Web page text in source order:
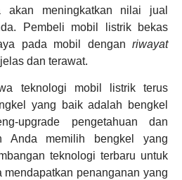
akan meningkatkan nilai jual
Pembeli mobil listrik bekas
pada mobil dengan riwayat
dan terawat.
teknologi mobil listrik terus
yang baik adalah bengkel
upgrade pengetahuan dan
Anda memilih bengkel yang
teknologi terbaru untuk
mendapatkan penanganan yang